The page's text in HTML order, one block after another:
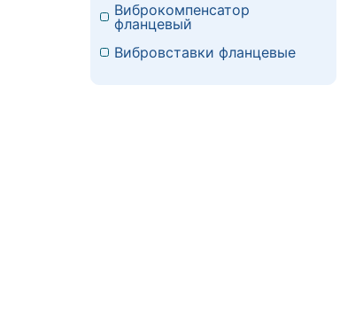
Виброкомпенсатор
фланцевый
Вибровставки фланцевые